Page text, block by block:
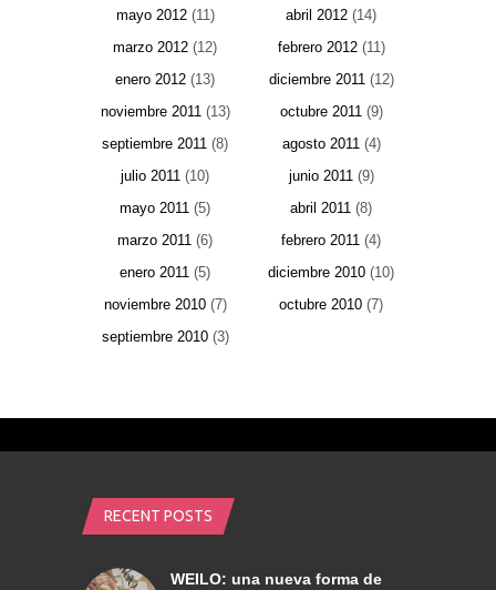
mayo 2012(11) abril 2012 (14)
marzo 2012 (12) febrero 2012(11)
enero 2012 (13) diciembre 2011(12)
noviembre 2011(13) octubre 2011(9)
septiembre 2011 (8) agosto 2011(4)
julio 2011 (10) junio 2011(9)
mayo 2011 (5) abril 2011 (8)
marzo 2011 (6) febrero 2011 (4)
enero 2011 (5) diciembre 2010 (10)
noviembre 2010(7) octubre 2010 (7)
septiembre 2010(3)
RECENT POSTS
WEILO: una nueva forma de